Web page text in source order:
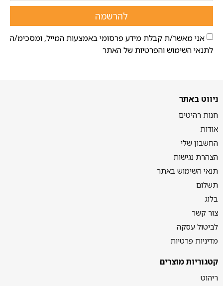
אני מאשר/ת קבלת מידע פרסומי באמצעות המייל, ומסכימ/ה
לתנאי השימוש והפרטיות של האתר
להרשמה
ניווט באתר
חנות רהיטים
אודות
החשבון שלי
הצהרת נגישות
תנאי השימוש באתר
תשלום
בלוג
צור קשר
לביטול עסקה
מדיניות פרטיות
קטגוריות מוצרים
ריהוט